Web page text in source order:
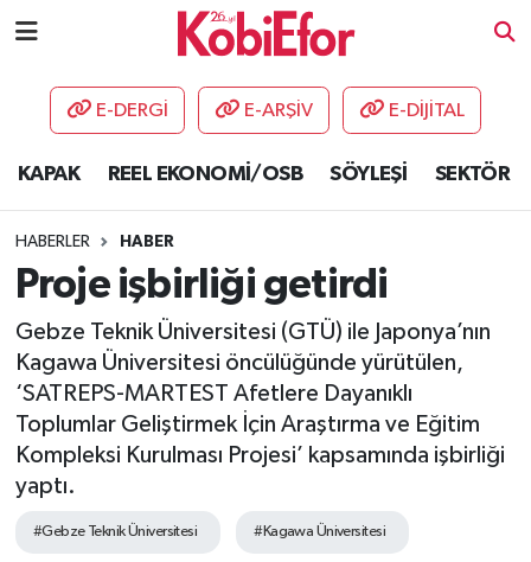
E-DERGİ E-ARŞİV E-DİJİTAL
KAPAK REEL EKONOMİ/OSB SÖYLEŞİ SEKTÖR
HABERLER HABER
Proje işbirliği getirdi
Gebze Teknik Üniversitesi (GTÜ) ile Japonya’nın
Kagawa Üniversitesi öncülüğünde yürütülen,
‘SATREPS-MARTEST Afetlere Dayanıklı
Toplumlar Geliştirmek İçin Araştırma ve Eğitim
Kompleksi Kurulması Projesi’ kapsamında işbirliği
yaptı.
#Gebze Teknik Üniversitesi #Kagawa Üniversitesi
AKADEMİ
DESTEK-TEŞVİK
ETKİNLİK
GÜNCEL
HABERLER
KAPAK